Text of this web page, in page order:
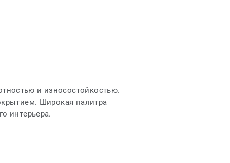
и износостойкостью.
Широкая палитра
интeрьера.